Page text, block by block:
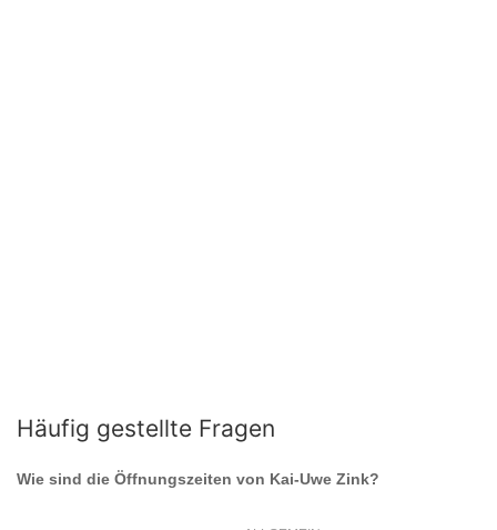
Häufig gestellte Fragen
Wie sind die Öffnungszeiten von Kai-Uwe Zink?